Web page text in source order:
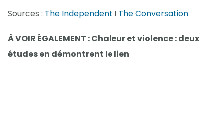
Sources : The Independent I The Conversation
À VOIR ÉGALEMENT : Chaleur et violence : deux
études en démontrent le lien